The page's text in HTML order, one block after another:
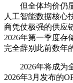
但全体均价仍显
人工智能数据核心
商凭仗极强的供应
2026年第一季度存
完全辞别此前数年
2026年将成为全
2026年3月发布的